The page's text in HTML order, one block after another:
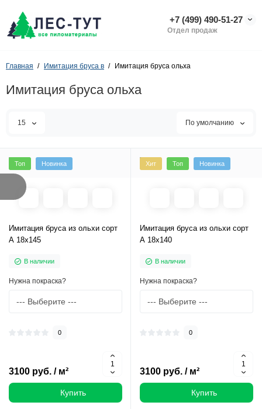
+7 (499) 490-51-27
Отдел продаж
Главная Имитация бруса в Имитация бруса ольха
Имитация бруса ольха
15 По умолчанию
Топ Новинка
Имитация бруса из ольхи сорт
А 18х145
В наличии
Нужна покраска?
0
3100 руб. / м²
Купить
Хит Топ Новинка
Имитация бруса из ольхи сорт
А 18х140
В наличии
Нужна покраска?
0
3100 руб. / м²
Купить